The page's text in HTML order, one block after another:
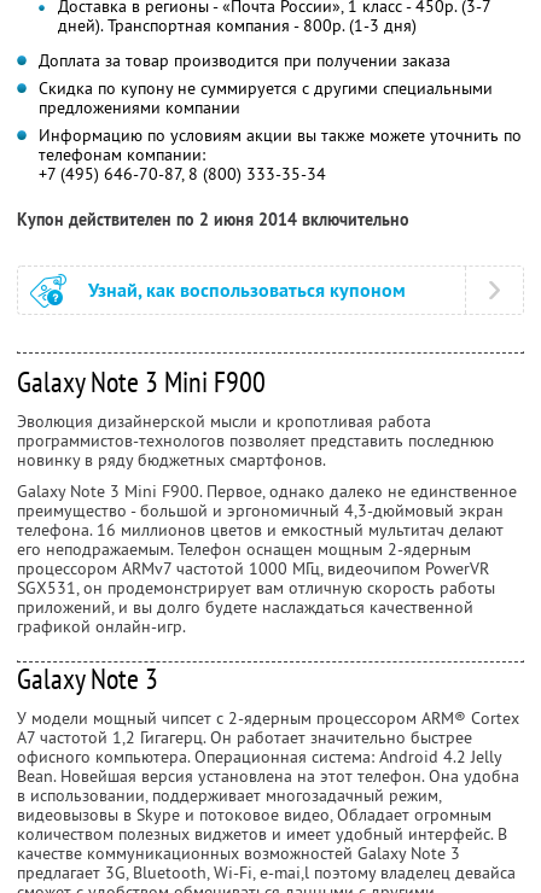
Доставка в регионы - «Почта России», 1 класс - 450р. (3-7
дней). Транспортная компания - 800р. (1-3 дня)
Доплата за товар производится при получении заказа
Скидка по купону не суммируется с другими специальными
предложениями компании
Информацию по условиям акции вы также можете уточнить по
телефонам компании:
+7 (495) 646-70-87, 8 (800) 333-35-34
Купон действителен по 2 июня 2014 включительно
Узнай, как воспользоваться купоном
Galaxy Note 3 Mini F900
Эволюция дизайнерской мысли и кропотливая работа
программистов-технологов позволяет представить последнюю
новинку в ряду бюджетных смартфонов.
Galaxy Note 3 Mini F900. Первое, однако далеко не единственное
преимущество - большой и эргономичный 4,3-дюймовый экран
телефона. 16 миллионов цветов и емкостный мультитач делают
его неподражаемым. Телефон оснащен мощным 2-ядерным
процессором ARMv7 частотой 1000 МГц, видеочипом PowerVR
SGX531, он продемонстрирует вам отличную скорость работы
приложений, и вы долго будете наслаждаться качественной
графикой онлайн-игр.
Galaxy Note 3
У модели мощный чипсет c 2-ядерным процессором ARM® Cortex
А7 частотой 1,2 Гигагерц. Он работает значительно быстрее
офисного компьютера. Операционная система: Android 4.2 Jelly
Bean. Новейшая версия установлена на этот телефон. Она удобна
в использовании, поддерживает многозадачный режим,
видеовызовы в Skype и потоковое видео, Обладает огромным
количеством полезных виджетов и имеет удобный интерфейс. В
качестве коммуникационных возможностей Galaxy Note 3
предлагает 3G, Bluetooth, Wi-Fi, е-mai,l поэтому владелец девайса